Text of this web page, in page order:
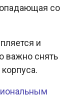
со
и
важно снять